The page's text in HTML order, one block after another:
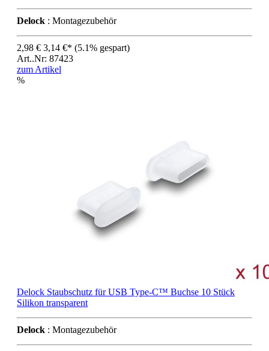
Delock : Montagezubehör
2,98 € 3,14 €* (5.1% gespart)
Art..Nr: 87423
zum Artikel
%
Delock Staubschutz für USB Type-C™ Buchse 10 Stück
Silikon transparent
Delock : Montagezubehör